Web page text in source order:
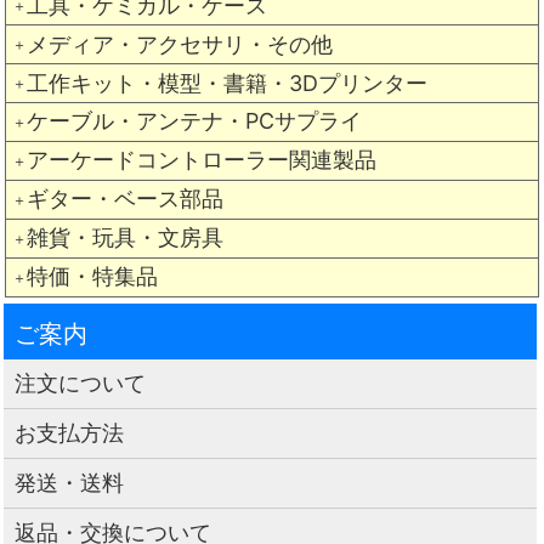
＋
＋ メディア・アクセサリ・その他
＋ 工作キット・模型・書籍・3Dプリンター
＋ ケーブル・アンテナ・PCサプライ
＋ アーケードコントローラー関連製品
＋ ギター・ベース部品
＋ 雑貨・玩具・文房具
＋ 特価・特集品
ご案内
注文について
お支払方法
発送・送料
返品・交換について